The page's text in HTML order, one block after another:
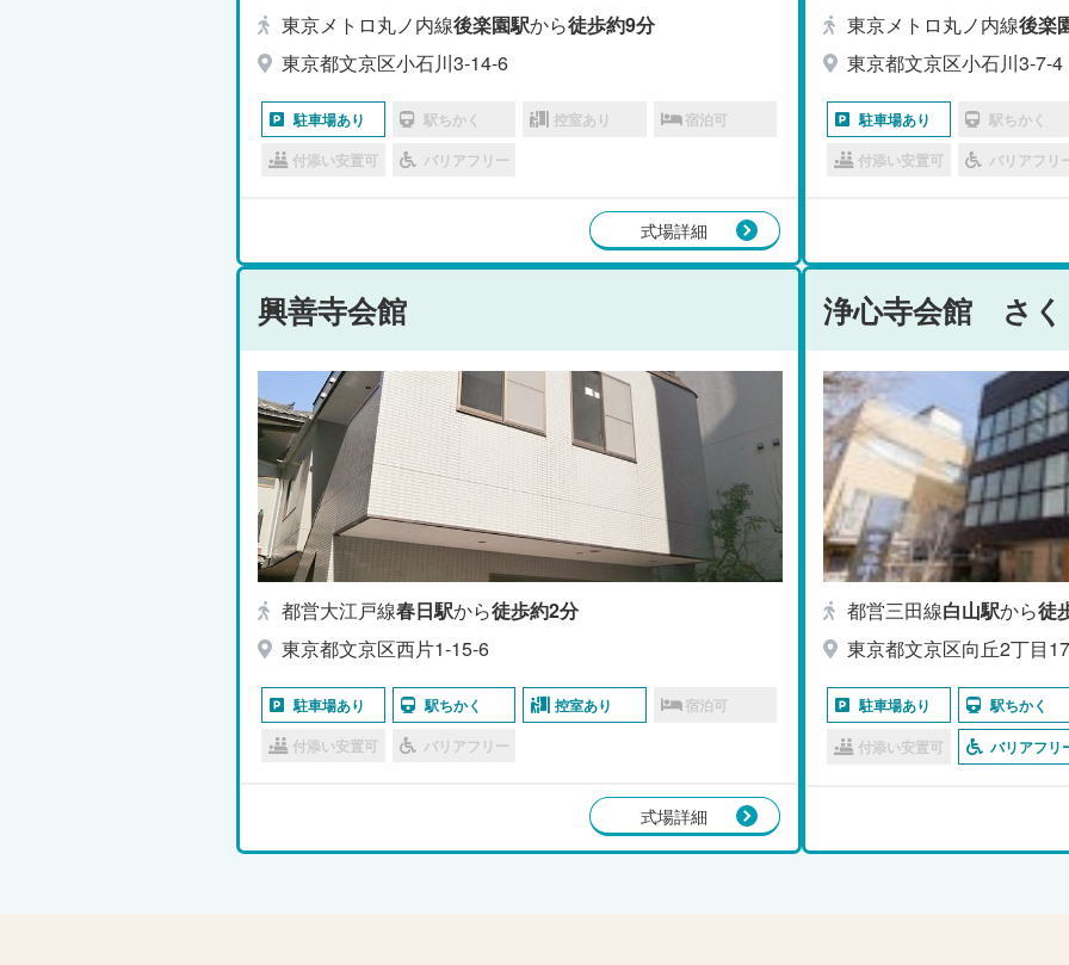
東京メトロ丸ノ内線後楽園駅から徒歩約9分
東京都文京区小石川3-14-6
駐車場あり 駅ちかく 控室あり
宿泊可
付添い安置可
バリアフリー
式場詳細
東京メトロ丸ノ内線後楽
東京都文京区小石川3-7-4
駐車場あり
駅ちかく
付添い安置可
バリアフリ
興善寺会館
都営大江戸線春日駅から徒歩約2分
東京都文京区西片1-15-6
駐車場あり 駅ちかく 控室あり
宿泊可
付添い安置可
バリアフリー
式場詳細
浄心寺会館 さく
都営三田線白山駅から徒
東京都文京区向丘2丁目
駐車場あり
駅ちかく
付添い安置可
バリアフリ